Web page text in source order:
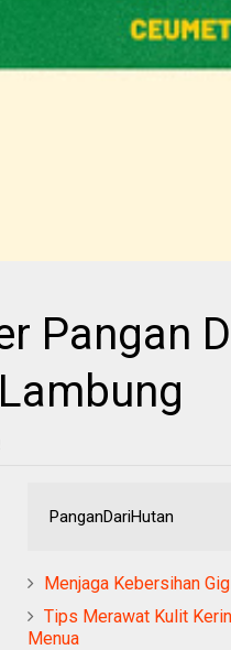
Pangan
PanganDariHutan
Menjaga Kebersihan
Tips Merawat Kulit
Menua